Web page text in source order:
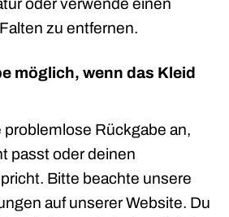
oder verwende einen
zu entfernen.
möglich, wenn das Kleid
problemlose Rückgabe an,
passt oder deinen
Bitte beachte unsere
auf unserer Website. Du